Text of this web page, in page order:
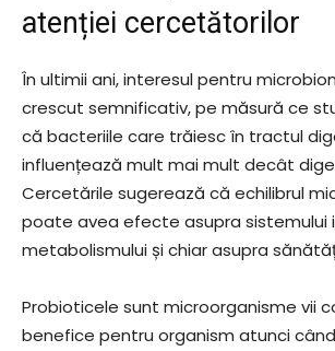
atenției cercetătorilor
În ultimii ani, interesul pentru
crescut semnificativ, pe măsură ce
că bacteriile care trăiesc în tractul
influențează mult mai mult decât
Cercetările sugerează că echilibrul
poate avea efecte asupra sistemului
metabolismului și chiar asupra
Probioticele sunt microorganisme vii
benefice pentru organism atunci